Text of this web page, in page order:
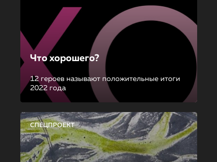
Что хорошего?
12 героев называют положительные итоги
2022 года
СПЕЦПРОЕКТ